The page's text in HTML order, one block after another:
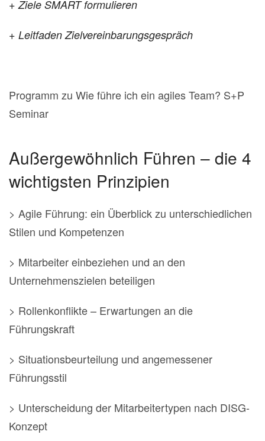
+ Ziele SMART formulieren
+ Leitfaden Zielvereinbarungsgespräch
Programm zu Wie führe ich ein agiles Team? S+P
Seminar
Außergewöhnlich Führen – die 4
wichtigsten Prinzipien
> Agile Führung: ein Überblick zu unterschiedlichen
Stilen und Kompetenzen
> Mitarbeiter einbeziehen und an den
Unternehmenszielen beteiligen
> Rollenkonflikte – Erwartungen an die
Führungskraft
> Situationsbeurteilung und angemessener
Führungsstil
> Unterscheidung der Mitarbeitertypen nach DISG-
Konzept